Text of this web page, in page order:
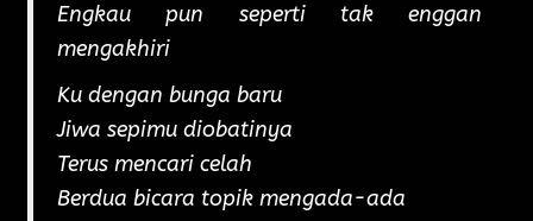
Engkau pun seperti tak enggan
mengakhiri
Ku dengan bunga baru
Jiwa sepimu diobatinya
Terus mencari celah
Berdua bicara topik mengada-ada